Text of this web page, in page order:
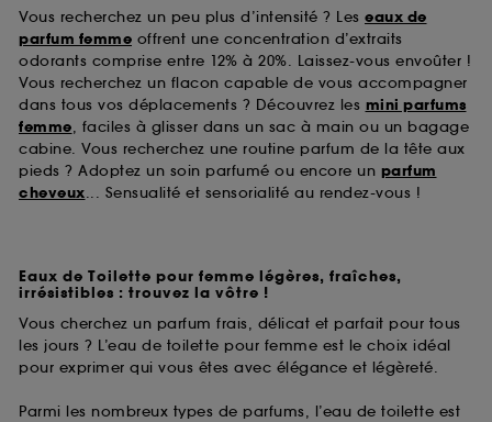
Vous recherchez un peu plus d’intensité ? Les eaux de
parfum femme offrent une concentration d’extraits
odorants comprise entre 12% à 20%. Laissez-vous envoûter !
Vous recherchez un flacon capable de vous accompagner
dans tous vos déplacements ? Découvrez les mini parfums
femme, faciles à glisser dans un sac à main ou un bagage
cabine. Vous recherchez une routine parfum de la tête aux
pieds ? Adoptez un soin parfumé ou encore un parfum
cheveux... Sensualité et sensorialité au rendez-vous !
Eaux de Toilette pour femme légères, fraîches,
irrésistibles : trouvez la vôtre !
Vous cherchez un parfum frais, délicat et parfait pour tous
les jours ? L’eau de toilette pour femme est le choix idéal
pour exprimer qui vous êtes avec élégance et légèreté.
Parmi les nombreux types de parfums, l’eau de toilette est
ou en magasin. Pour refuser tous les cookies, cliques
sur "continuer sans accepter". Voous pouvez à tout
moment choisir de retirer votrte consentement. Si vous
souhaitez obtenir plus d'information sur les cookies
utilisés,
cliquez